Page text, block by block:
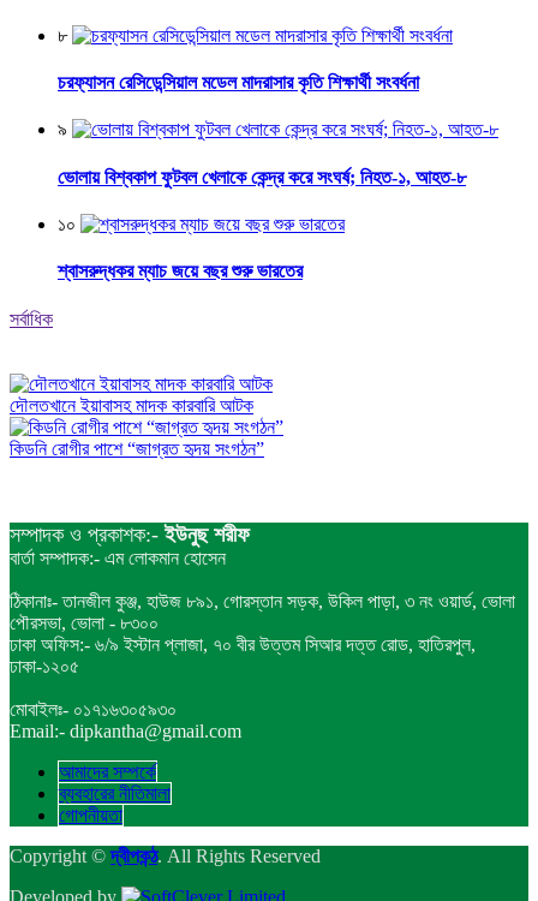
৮
চরফ্যাসন রেসিডেন্সিয়াল মডেল মাদরাসার কৃতি শিক্ষার্থী সংবর্ধনা
৯
ভোলায় বিশ্বকাপ ফুটবল খেলাকে কেন্দ্র করে সংঘর্ষ; নিহত-১, আহত-৮
১০
শ্বাসরুদ্ধকর ম্যাচ জয়ে বছর শুরু ভারতের
সর্বাধিক
দৌলতখানে ইয়াবাসহ মাদক কারবারি আটক
কিডনি রোগীর পাশে “জাগ্রত হৃদয় সংগঠন”
সম্পাদক ও প্রকাশক:-ইউনুছ শরীফ
বার্তা সম্পাদক:- এম লোকমান হোসেন
ঠিকানাঃ- তানজীল কুঞ্জ, হাউজ ৮৯১, গোরস্তান সড়ক, উকিল পাড়া, ৩ নং ওয়ার্ড, ভোলা
পৌরসভা, ভোলা - ৮৩০০
ঢাকা অফিস:- ৬/৯ ইস্টান প্লাজা, ৭০ বীর উত্তম সিআর দত্ত রোড, হাতিরপুল,
ঢাকা-১২০৫
মোবাইলঃ- ০১৭১৬৩০৫৯৩০
Email:- dipkantha@gmail.com
আমাদের সম্পর্কে
ব্যবহারের নীতিমালা
গোপনীয়তা
Copyright ©দ্বীপকন্ঠ. All Rights Reserved
Developed by